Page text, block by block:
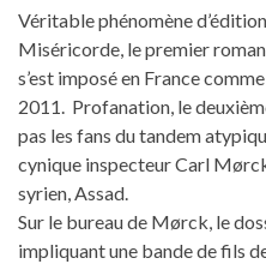
Véritable phénomène
Miséricorde, le premier
s’est imposé en France
2011. Profanation, le
pas les fans du tandem
cynique inspecteur Carl
syrien, Assad.
Sur le bureau de Mørck, le
impliquant une bande de fils